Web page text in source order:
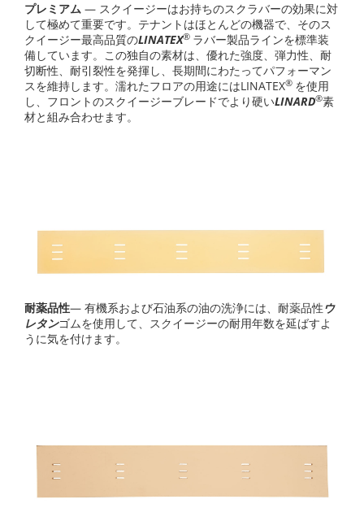
プレミアム — スクイージーはお持ちのスクラバーの効果に対
して極めて重要です。テナントはほとんどの機器で、そのス
クイージー最高品質のLINATEX® ラバー製品ラインを標準装
備しています。この独自の素材は、優れた強度、弾力性、耐
切断性、耐引裂性を発揮し、長期間にわたってパフォーマン
スを維持します。濡れたフロアの用途にはLINATEX® を使用
し、フロントのスクイージーブレードでより硬いLINARD®素
材と組み合わせます。
耐薬品性— 有機系および石油系の油の洗浄には、耐薬品性ウ
レタンゴムを使用して、スクイージーの耐用年数を延ばすよ
うに気を付けます。